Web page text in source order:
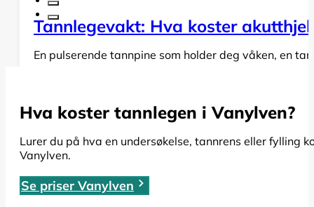
Tannlegevakt: Hva koster
En pulserende tannpine som holder deg våken, en
SIST OPPDATERT 19. OKTOBER 2025
Har du fått beskjed om at du trenger en rotfylling,
Hva koster tannlegen i Vanylven?
Lurer du på hva en undersøkelse, tannrens eller fylling
Vanylven.
Se priser Vanylven